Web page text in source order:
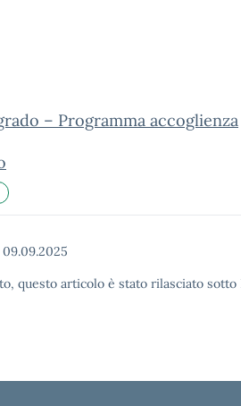
– Programma accoglienza
09.09.2025
questo articolo è stato rilasciato